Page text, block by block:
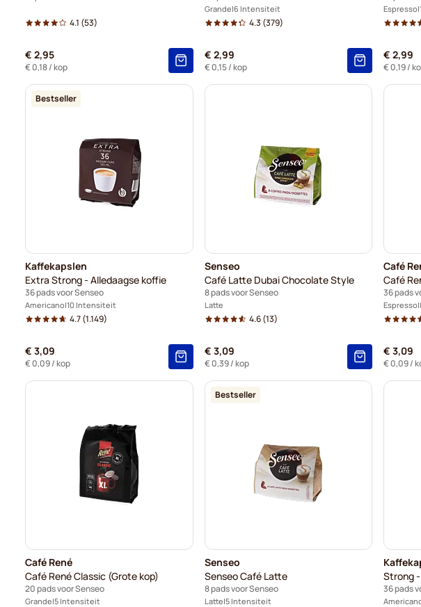
4.1 (53)
€ 2,95
€ 0,18/ kop
Grande 6 Intensiteit
4.3 (379)
€ 2,99
€ 0,15/ kop
Espresso
€ 2,99
€ 0,19/
Bestseller
Kaffekapslen
Extra Strong - Alledaagse koffie
36 pads voor Senseo
Americano 10 Intensiteit
4.7(1.149)
€ 3,09
€ 0,09/ kop
Senseo
Café Latte Dubai Chocolate Style
8 pads voor Senseo
Latte
4.6(13)
€ 3,09
€ 0,39/ kop
Café
Café
36 pads
Espresso
€ 3,09
€ 0,09/
Café René
Café René Classic (Grote kop)
20 pads voor Senseo
Grande 5 Intensiteit
Bestseller
Senseo
Senseo Café Latte
8 pads voor Senseo
Latte 5 Intensiteit
Strong
36 pads